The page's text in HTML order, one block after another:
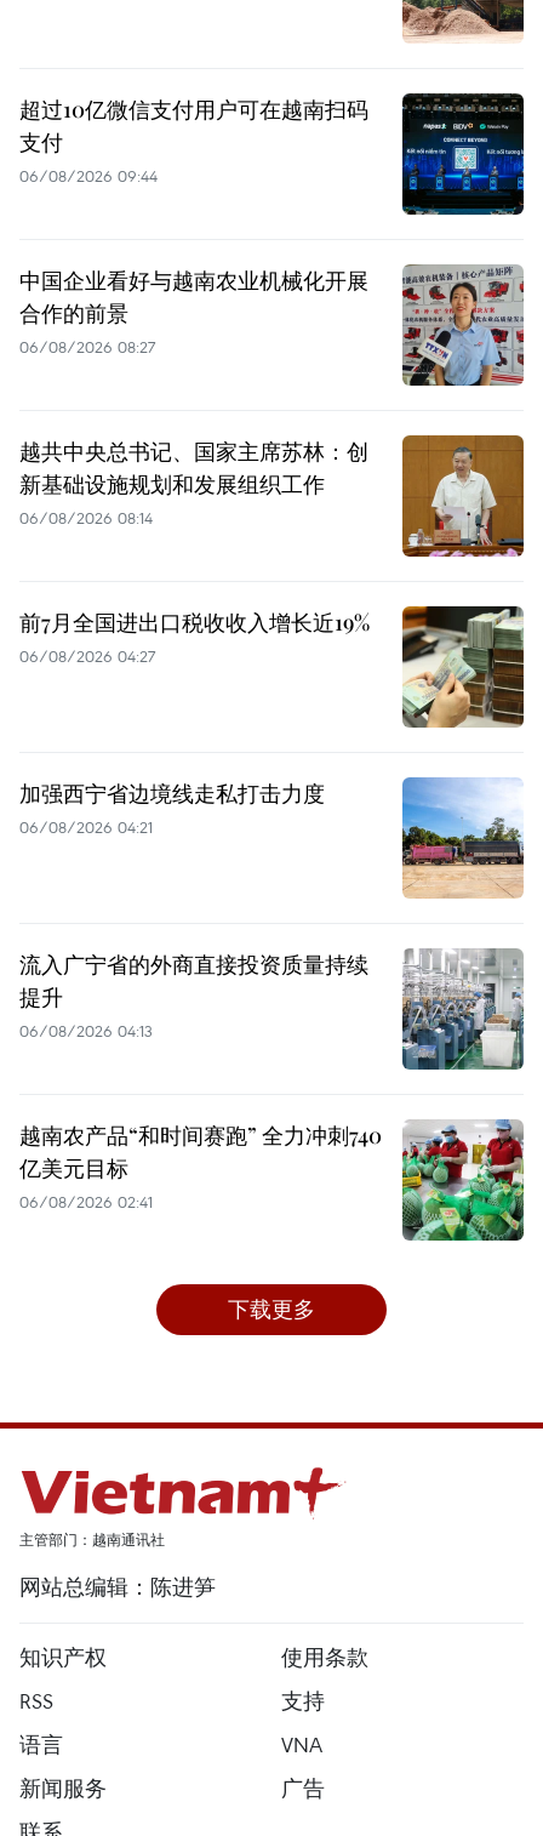
超过10亿微信支付用户可在越南扫码
支付
06/08/2026 09:44
中国企业看好与越南农业机械化开展
合作的前景
06/08/2026 08:27
越共中央总书记、国家主席苏林：创
新基础设施规划和发展组织工作
06/08/2026 08:14
前7月全国进出口税收收入增长近19%
06/08/2026 04:27
加强西宁省边境线走私打击力度
06/08/2026 04:21
流入广宁省的外商直接投资质量持续
提升
06/08/2026 04:13
越南农产品“和时间赛跑” 全力冲刺740
亿美元目标
06/08/2026 02:41
下载更多
主管部门：越南通讯社
网站总编辑：陈进笋
知识产权
使用条款
RSS
支持
语言
VNA
新闻服务
广告